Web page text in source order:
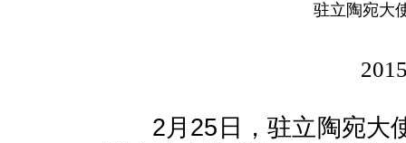
驻立陶宛大
2月25日，驻立陶宛大使